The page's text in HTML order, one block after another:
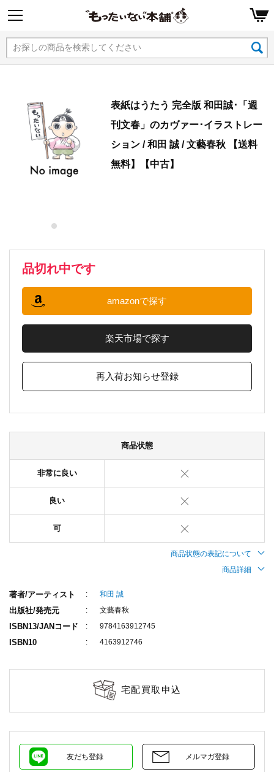
表紙はうたう 完全版 和田誠･「週
刊文春」のカヴァー･イラストレー
ション / 和田 誠 / 文藝春秋 【送料
無料】【中古】
品切れ中です
amazonで探す
楽天市場で探す
再入荷お知らせ登録
商品状態
非常に良い
良い
可
商品状態の表記について
商品詳細
著者/アーティスト 和田 誠
出版社/発売元 文藝春秋
ISBN13/JANコード 9784163912745
ISBN10 4163912746
宅配買取申込
友だち登録 メルマガ登録